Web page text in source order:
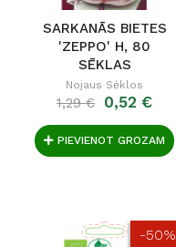
SARKANĀS BIETES
'ZEPPO' H, 80
SĒKLAS
Nojaus Sėklos
1,29 € 0,52 €
PIEVIENOT GROZAM
-50%